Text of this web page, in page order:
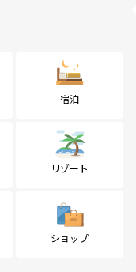
宿泊
リゾート
ショップ